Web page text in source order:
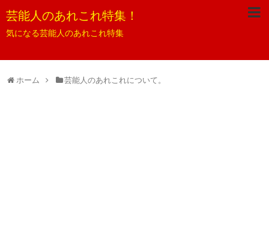
芸能人のあれこれ特集！
気になる芸能人のあれこれ特集
ホーム 芸能人のあれこれについて。